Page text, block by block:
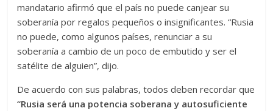
mandatario afirmó que el país no puede canjear su
soberanía por regalos pequeños o insignificantes. “Rusia
no puede, como algunos países, renunciar a su
soberanía a cambio de un poco de embutido y ser el
satélite de alguien”, dijo.
De acuerdo con sus palabras, todos deben recordar que
“Rusia será una potencia soberana y autosuficiente